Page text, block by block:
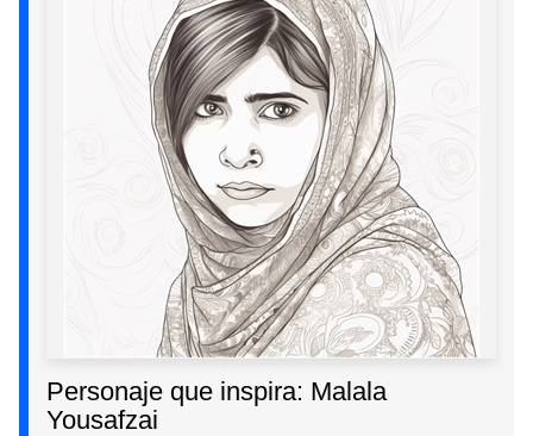
Personaje que inspira: Malala
Yousafzai